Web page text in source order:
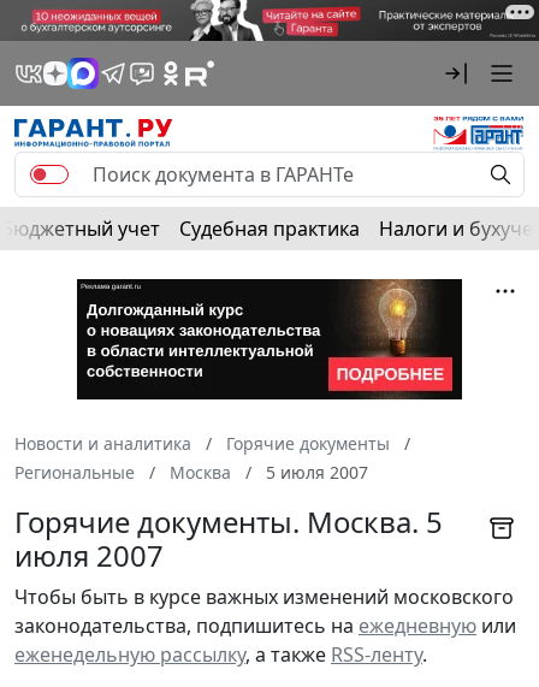
Бюджетный учет Судебная практика Налоги и
Новости и аналитика
Горячие документы
Региональные
Москва 5 июля 2007
Горячие документы. Москва. 5
июля 2007
Чтобы быть в курсе важных изменений московского
законодательства, подпишитесь на ежедневную или
еженедельную рассылку, а также RSS-ленту.